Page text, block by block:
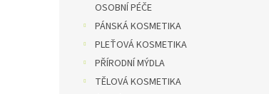
OSOBNÍ PÉČE
PÁNSKÁ KOSMETIKA
PLEŤOVÁ KOSMETIKA
PŘÍRODNÍ MÝDLA
TĚLOVÁ KOSMETIKA